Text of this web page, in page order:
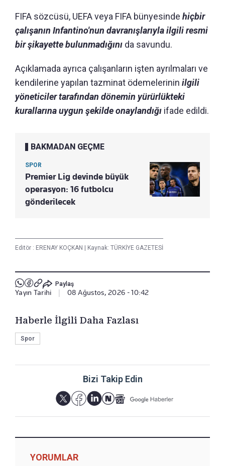
FIFA sözcüsü, UEFA veya FIFA bünyesinde hiçbir
çalışanın Infantino'nun davranışlarıyla ilgili resmi
bir şikayette bulunmadığını da savundu.
Açıklamada ayrıca çalışanların işten ayrılmaları ve
kendilerine yapılan tazminat ödemelerinin ilgili
yöneticiler tarafından dönemin yürürlükteki
kurallarına uygun şekilde onaylandığı ifade edildi.
BAKMADAN GEÇME
SPOR
Premier Lig devinde büyük
operasyon: 16 futbolcu
gönderilecek
Editör : ERENAY KOÇKAN Kaynak: TÜRKİYE GAZETESİ
Paylaş
Yayın Tarihi 08 Ağustos, 2026 - 10:42
Haberle İlgili Daha Fazlası
Spor
Bizi Takip Edin
YORUMLAR